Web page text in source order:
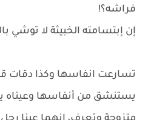
فراشه؟!
إن إبتسامته الخبيثة لا توشي
تسارعت انفاسها وكذا دقات
يستنشق من أنفاسها وعيناه